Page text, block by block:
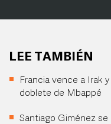
LEE TAMBIÉN
Francia vence a Irak
doblete de Mbappé
Santiago Giménez